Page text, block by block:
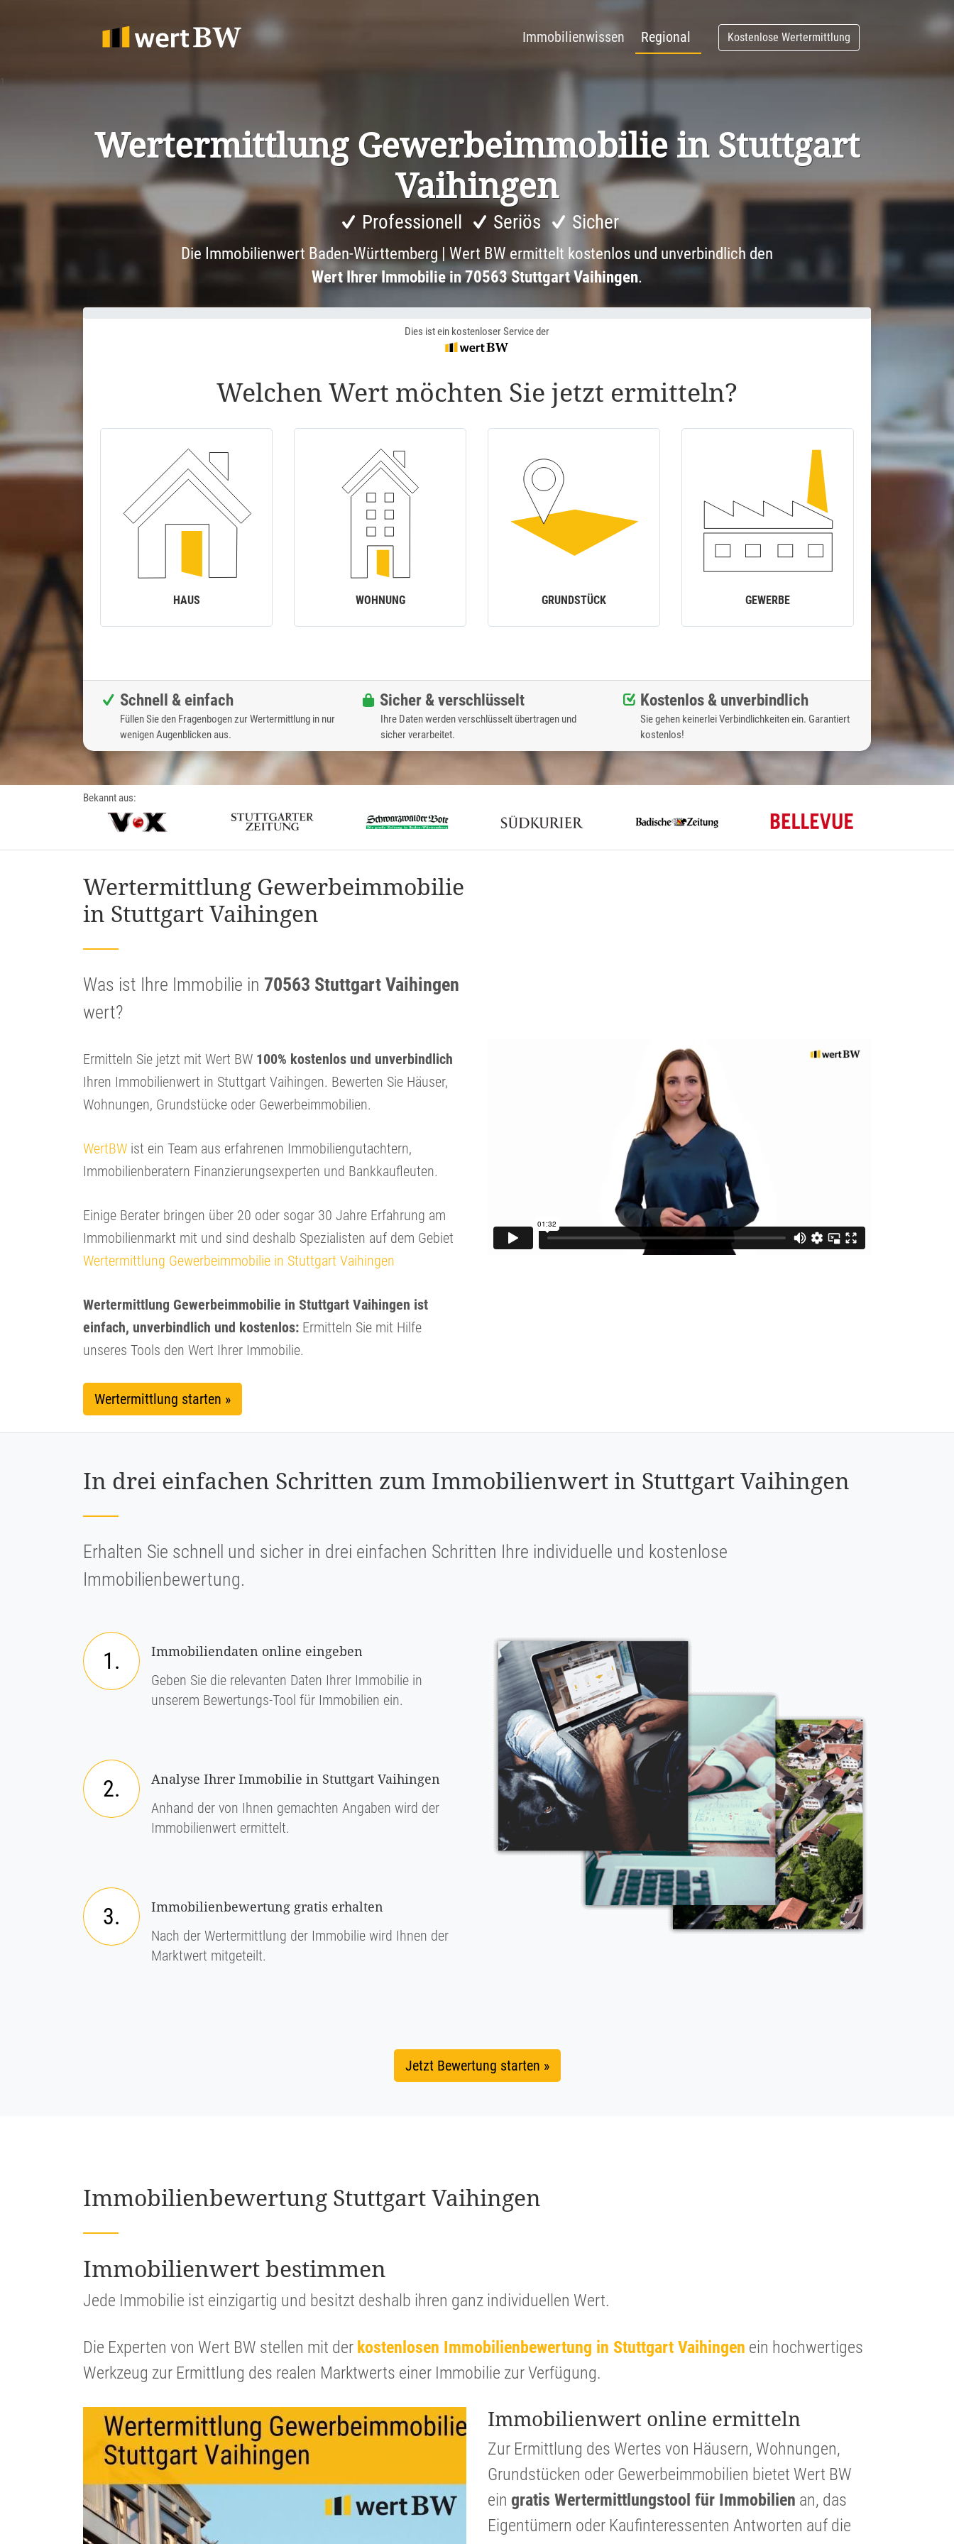
Immobilienwissen Regional Kostenlose Wertermittlung
1
Werter­mitt­lung Gewer­beim­mo­bilie in Stuttgart
Vaihingen
Professionell Seriös Sicher
Die Immobilienwert Baden-Württemberg | Wert BW ermittelt kostenlos und unverbindlich den
Wert Ihrer Immobilie in 70563 Stuttgart Vaihingen.
Dies ist ein kostenloser Service der
Welchen Wert möchten Sie jetzt ermitteln?
HAUS WOHNUNG GRUNDSTÜCK GEWERBE
Schnell & einfach
Füllen Sie den Fragenbogen zur Wertermittlung in nur
wenigen Augenblicken aus.
Sicher & verschlüsselt
Ihre Daten werden verschlüsselt übertragen und
sicher verarbeitet.
Kostenlos & unverbindlich
Sie gehen keinerlei Verbindlichkeiten ein. Garantiert
kostenlos!
Bekannt aus:
Wertermittlung Gewerbeimmobilie
in Stuttgart Vaihingen
Was ist Ihre Immobilie in 70563 Stuttgart Vaihingen
wert?
Ermitteln Sie jetzt mit Wert BW 100% kostenlos und unverbindlich
Ihren Immobilienwert in Stuttgart Vaihingen. Bewerten Sie Häuser,
Wohnungen, Grundstücke oder Gewerbeimmobilien.
WertBW ist ein Team aus erfahrenen Immobiliengutachtern,
Immobilienberatern Finanzierungsexperten und Bankkaufleuten.
Einige Berater bringen über 20 oder sogar 30 Jahre Erfahrung am
Immobilienmarkt mit und sind deshalb Spezialisten auf dem Gebiet
Wertermittlung Gewerbeimmobilie in Stuttgart Vaihingen
Wertermittlung Gewerbeimmobilie in Stuttgart Vaihingen ist
einfach, unverbindlich und kostenlos: Ermitteln Sie mit Hilfe
unseres Tools den Wert Ihrer Immobilie.
Wertermittlung starten »
In drei einfachen Schritten zum Immobilienwert in Stuttgart Vaihingen
Erhalten Sie schnell und sicher in drei einfachen Schritten Ihre individuelle und kostenlose
Immobilienbewertung.
1.
Immobiliendaten online eingeben
Geben Sie die relevanten Daten Ihrer Immobilie in
unserem Bewertungs-Tool für Immobilien ein.
2.
Analyse Ihrer Immobilie in Stuttgart Vaihingen
Anhand der von Ihnen gemachten Angaben wird der
Immobilienwert ermittelt.
3.
Immobilienbewertung gratis erhalten
Nach der Wertermittlung der Immobilie wird Ihnen der
Marktwert mitgeteilt.
Jetzt Bewertung starten »
Immobi­li­en­be­wer­tung Stuttgart Vaihingen
Immobi­li­en­wert bestimmen
Jede Immobilie ist einzig­artig und besitzt deshalb ihren ganz indivi­du­ellen Wert.
Die Experten von Wert BW stellen mit der kosten­losen Immobi­li­en­be­wer­tung in Stuttgart Vaihingen ein hochwer­tiges
Werkzeug zur Ermitt­lung des realen Markt­werts einer Immobilie zur Verfügung.
Immobi­li­en­wert online ermitteln
Zur Ermitt­lung des Wertes von Häusern, Wohnungen,
Grund­stücken oder Gewer­beim­mo­bi­lien bietet Wert BW
ein gratis Werter­mitt­lungs­tool für Immobi­lien an, das
Eigen­tü­mern oder Kaufin­ter­es­senten Antworten auf die